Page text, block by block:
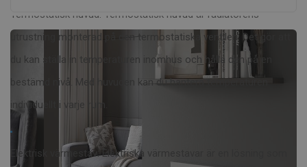
Termostatisk huvud: Termostatisk huvud är radiatorens
utrustning monterad på den termostatiska ventilen. Det gör att
du kan ställa in temperaturen inomhus och hålla den på en
bestämd nivå. Med huvuden kan du hantera temperaturen
individuellt i varje rum.
Elektrisk värmestav: Elektriska värmestavar är en lösning som